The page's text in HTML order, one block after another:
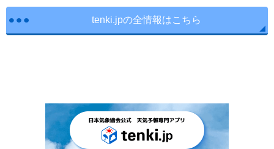
tenki.jpの全情報はこちら